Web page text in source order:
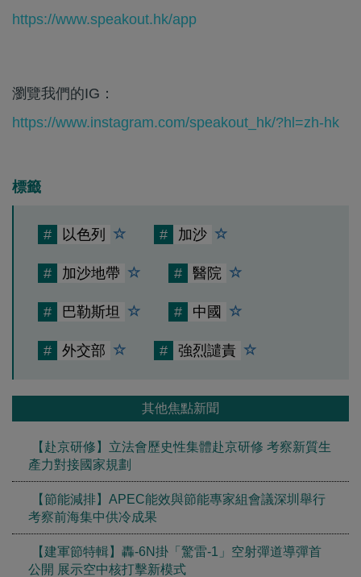
https://www.speakout.hk/app
瀏覽我們的IG：
https://www.instagram.com/speakout_hk/?hl=zh-hk
標籤
# 以色列 # 加沙
# 加沙地帶 # 醫院
# 巴勒斯坦 # 中國
# 外交部 # 強烈譴責
其他焦點新聞
【赴京研修】立法會歷史性集體赴京研修 考察新質生
產力對接國家規劃
【節能減排】APEC能效與節能專家組會議深圳舉行
考察前海集中供冷成果
【建軍節特輯】轟-6N掛「驚雷-1」空射彈道導彈首
公開 展示空中核打擊新模式